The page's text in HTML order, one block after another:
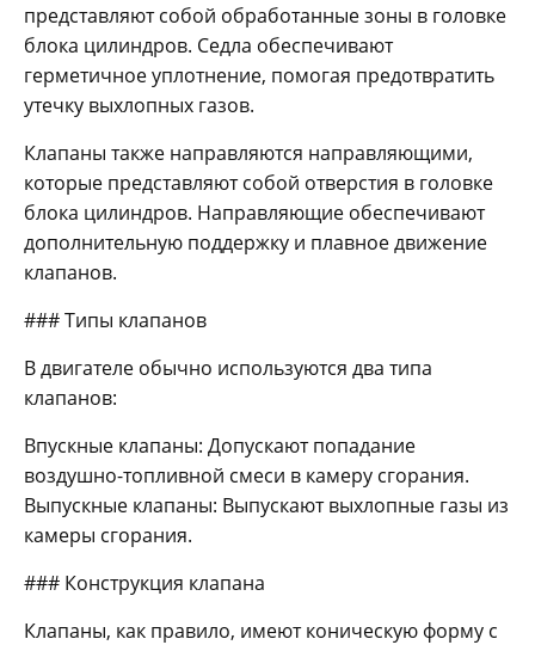
представляют собой обработанные зоны в головке
блока цилиндров. Седла обеспечивают
герметичное уплотнение, помогая предотвратить
утечку выхлопных газов.
Клапаны также направляются направляющими,
которые представляют собой отверстия в головке
блока цилиндров. Направляющие обеспечивают
дополнительную поддержку и плавное движение
клапанов.
### Типы клапанов
В двигателе обычно используются два типа
клапанов:
Впускные клапаны: Допускают попадание
воздушно-топливной смеси в камеру сгорания.
Выпускные клапаны: Выпускают выхлопные газы из
камеры сгорания.
### Конструкция клапана
Клапаны, как правило, имеют коническую форму с